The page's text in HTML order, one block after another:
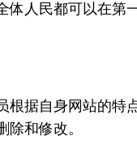
人民都可以在
据自身网站的
和修改。